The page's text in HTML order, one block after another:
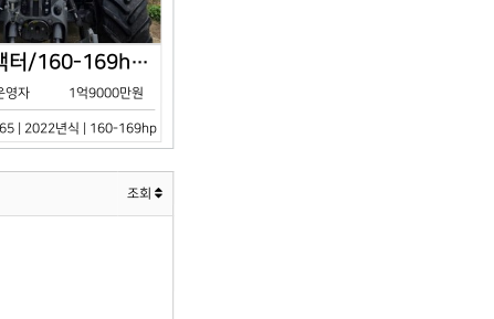
아세아/트랙터/160-169hp/MF7S.165/2023년식
영자 1억9000만원
| 2022년식 | 160-169hp
조회